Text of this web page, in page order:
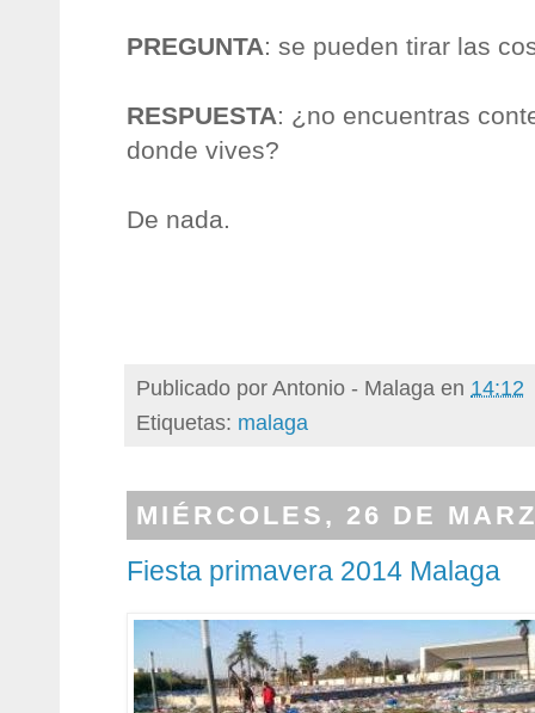
PREGUNTA: se pueden tirar las
RESPUESTA: ¿no encuentras
donde vives?
De nada.
Publicado porAntonio - Malaga en 14:12
Etiquetas: malaga
MIÉRCOLES, 26 DE
Fiesta primavera 2014 Malaga